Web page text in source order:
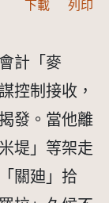
下載 列印
計「麥
控制接收，
發。當他離
堤」等架走
關廸」拾